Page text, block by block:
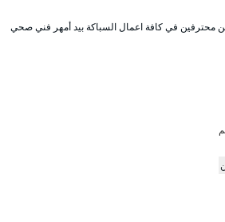
محترفين في كافة اعمال السباكة بيد أمهر فني صحي